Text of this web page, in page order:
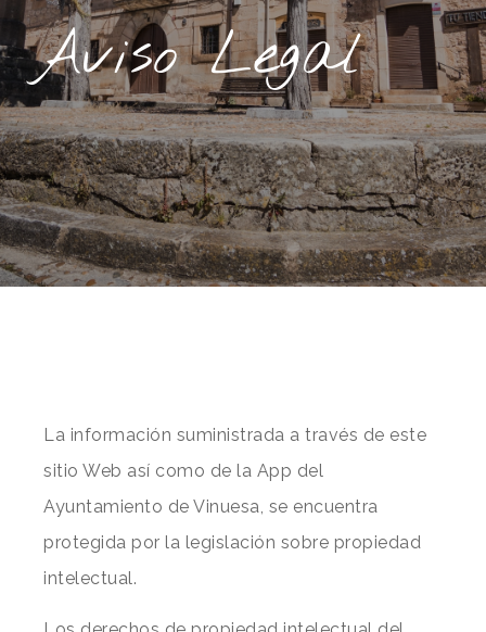
Aviso Legal
La información suministrada a través de este
sitio Web así como de la App del
Ayuntamiento de Vinuesa, se encuentra
protegida por la legislación sobre propiedad
intelectual.